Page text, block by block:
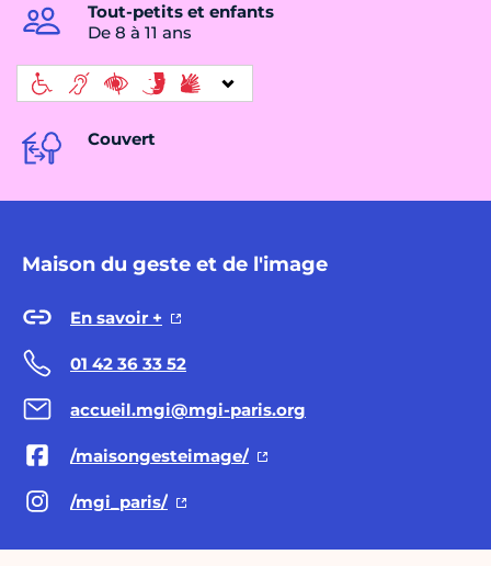
Tout-petits et enfants
De 8 à 11 ans
Couvert
Maison du geste et de l'image
En savoir +
01 42 36 33 52
accueil.mgi@mgi-paris.org
/maisongesteimage/
/mgi_paris/